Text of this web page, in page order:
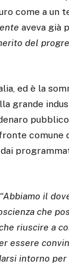
come a un
aveva già
del
ed è la
grande
“Abbiamo il
che
riuscire a
essere
intorno